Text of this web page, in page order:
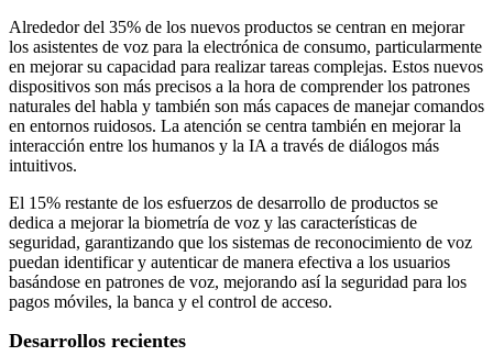
Alrededor del 35% de los nuevos productos se centran en mejorar
los asistentes de voz para la electrónica de consumo, particularmente
en mejorar su capacidad para realizar tareas complejas. Estos nuevos
dispositivos son más precisos a la hora de comprender los patrones
naturales del habla y también son más capaces de manejar comandos
en entornos ruidosos. La atención se centra también en mejorar la
interacción entre los humanos y la IA a través de diálogos más
intuitivos.
El 15% restante de los esfuerzos de desarrollo de productos se
dedica a mejorar la biometría de voz y las características de
seguridad, garantizando que los sistemas de reconocimiento de voz
puedan identificar y autenticar de manera efectiva a los usuarios
basándose en patrones de voz, mejorando así la seguridad para los
pagos móviles, la banca y el control de acceso.
Desarrollos recientes